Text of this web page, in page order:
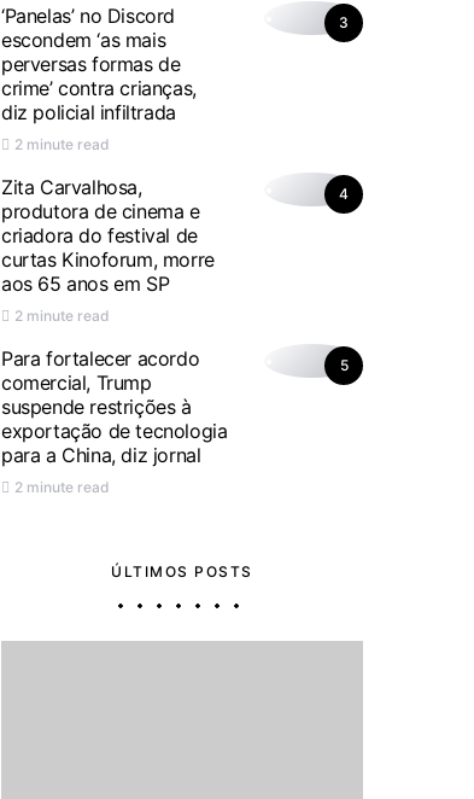
3
‘Panelas’ no Discord
escondem ‘as mais
perversas formas de
crime’ contra crianças,
diz policial infiltrada
2 minute read
4
Zita Carvalhosa,
produtora de cinema e
criadora do festival de
curtas Kinoforum, morre
aos 65 anos em SP
2 minute read
5
Para fortalecer acordo
comercial, Trump
suspende restrições à
exportação de tecnologia
para a China, diz jornal
2 minute read
ÚLTIMOS POSTS